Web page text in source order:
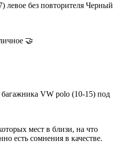
левое без повторителя Черный
🤝
VW polo (10-15) под
мест в близи, на что
есть сомнения в качестве.